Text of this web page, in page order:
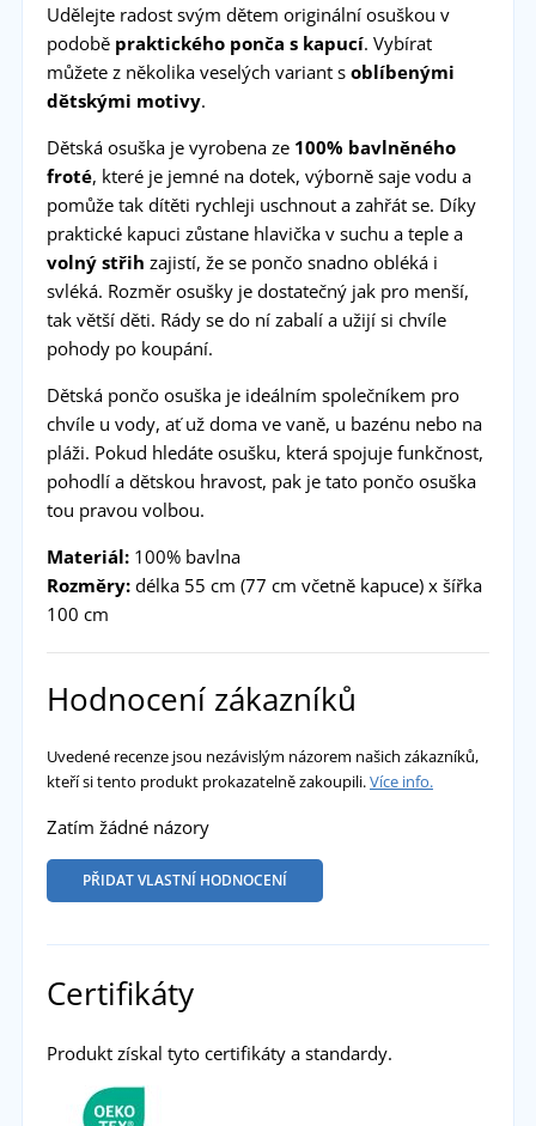
Udělejte radost svým dětem originální osuškou v
podobě praktického ponča s kapucí. Vybírat
můžete z několika veselých variant s oblíbenými
dětskými motivy.
Dětská osuška je vyrobena ze 100% bavlněného
froté, které je jemné na dotek, výborně saje vodu a
pomůže tak dítěti rychleji uschnout a zahřát se. Díky
praktické kapuci zůstane hlavička v suchu a teple a
volný střih zajistí, že se pončo snadno obléká i
svléká. Rozměr osušky je dostatečný jak pro menší,
tak větší děti. Rády se do ní zabalí a užijí si chvíle
pohody po koupání.
Dětská pončo osuška je ideálním společníkem pro
chvíle u vody, ať už doma ve vaně, u bazénu nebo na
pláži. Pokud hledáte osušku, která spojuje funkčnost,
pohodlí a dětskou hravost, pak je tato pončo osuška
tou pravou volbou.
Materiál:100% bavlna
Rozměry:délka 55 cm (77 cm včetně kapuce) x šířka
100 cm
Hodnocení zákazníků
Uvedené recenze jsou nezávislým názorem našich zákazníků,
kteří si tento produkt prokazatelně zakoupili.Více info.
Zatím žádné názory
PŘIDAT VLASTNÍ HODNOCENÍ
Certifikáty
Produkt získal tyto certifikáty a standardy.